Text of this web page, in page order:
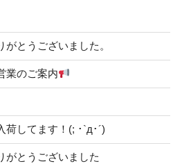
がとうございました。
業のご案内
荷してます！(; ･`д･´)
がとうございました